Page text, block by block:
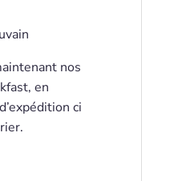
nos
en
ci